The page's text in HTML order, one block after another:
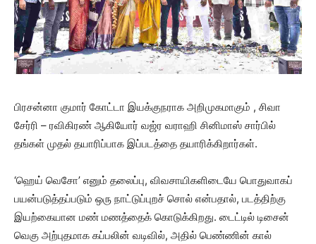
பிரசன்னா குமார் கோட்டா இயக்குநராக அறிமுகமாகும் , சிவா
சேர்ரி – ரவிகிரண் ஆகியோர் வஜ்ர வராஹி சினிமாஸ் சார்பில்
தங்கள் முதல் தயாரிப்பாக இப்படத்தை தயாரிக்கிறார்கள்.
‘ஹெய் வெசோ’ எனும் தலைப்பு, விவசாயிகளிடையே பொதுவாகப்
பயன்படுத்தப்படும் ஒரு நாட்டுப்புறச் சொல் என்பதால், படத்திற்கு
இயற்கையான மண் மணத்தைக் கொடுக்கிறது. டைட்டில் டிசைன்
வெகு அற்புதமாக கப்பலின் வடிவில், அதில் பெண்ணின் கால்